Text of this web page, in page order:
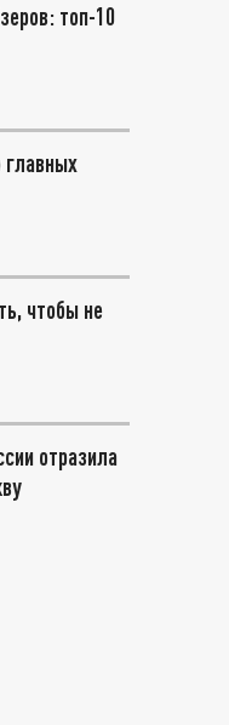
топ-10
главных
чтобы не
отразила